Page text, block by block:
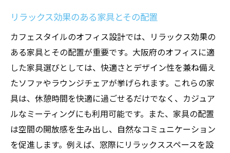
リラックス効果のある家具とその配置
カフェスタイルのオフィス設計では、リラックス効果の
ある家具とその配置が重要です。大阪府のオフィスに適
した家具選びとしては、快適さとデザイン性を兼ね備え
たソファやラウンジチェアが挙げられます。これらの家
具は、休憩時間を快適に過ごせるだけでなく、カジュア
ルなミーティングにも利用可能です。また、家具の配置
は空間の開放感を生み出し、自然なコミュニケーション
を促進します。例えば、窓際にリラックススペースを設